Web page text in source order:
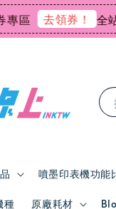
去領券！ 全站會員
噴墨印表機功能
種 原廠耗材